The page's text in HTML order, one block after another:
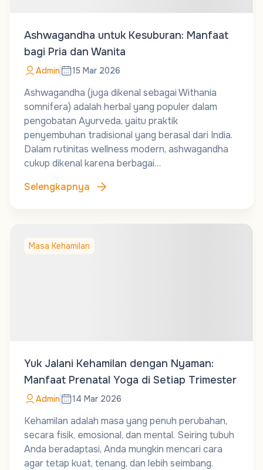
Ashwagandha untuk Kesuburan: Manfaat
bagi Pria dan Wanita
Admin 15 Mar 2026
Ashwagandha (juga dikenal sebagai Withania
somnifera) adalah herbal yang populer dalam
pengobatan Ayurveda, yaitu praktik
penyembuhan tradisional yang berasal dari India.
Dalam rutinitas wellness modern, ashwagandha
cukup dikenal karena berbagai…
Selengkapnya
Masa Kehamilan
Yuk Jalani Kehamilan dengan Nyaman:
Manfaat Prenatal Yoga di Setiap Trimester
Admin 14 Mar 2026
Kehamilan adalah masa yang penuh perubahan,
secara fisik, emosional, dan mental. Seiring tubuh
Anda beradaptasi, Anda mungkin mencari cara
agar tetap kuat, tenang, dan lebih seimbang.